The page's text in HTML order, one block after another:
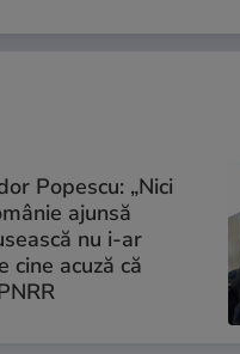
Popescu: „Nici
ajunsă
nu i-ar
cine acuză că